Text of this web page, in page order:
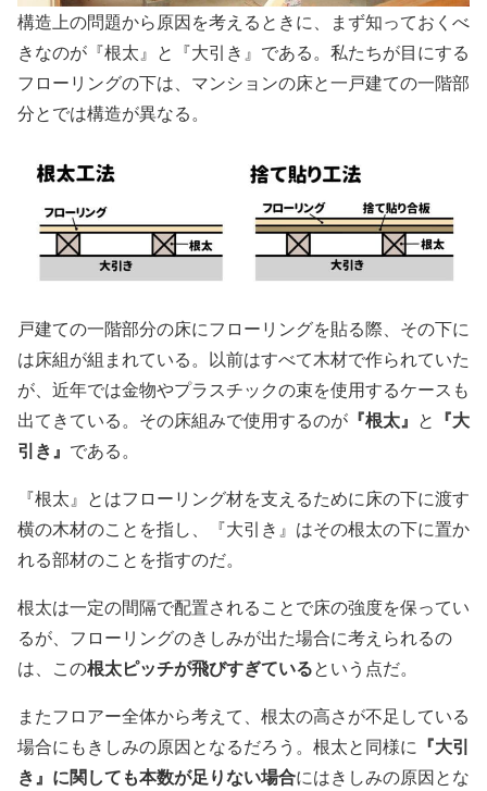
構造上の問題から原因を考えるときに、まず知っておくべ
きなのが『根太』と『大引き』である。私たちが目にする
フローリングの下は、マンションの床と一戸建ての一階部
分とでは構造が異なる。
戸建ての一階部分の床にフローリングを貼る際、その下に
は床組が組まれている。以前はすべて木材で作られていた
が、近年では金物やプラスチックの束を使用するケースも
出てきている。その床組みで使用するのが 『根太』 と 『大
引き』 である。
『根太』とはフローリング材を支えるために床の下に渡す
横の木材のことを指し、『大引き』はその根太の下に置か
れる部材のことを指すのだ。
根太は一定の間隔で配置されることで床の強度を保ってい
るが、フローリングのきしみが出た場合に考えられるの
は、この根太ピッチが飛びすぎているという点だ。
またフロアー全体から考えて、根太の高さが不足している
場合にもきしみの原因となるだろう。根太と同様に 『大引
き』に関しても本数が足りない場合にはきしみの原因とな